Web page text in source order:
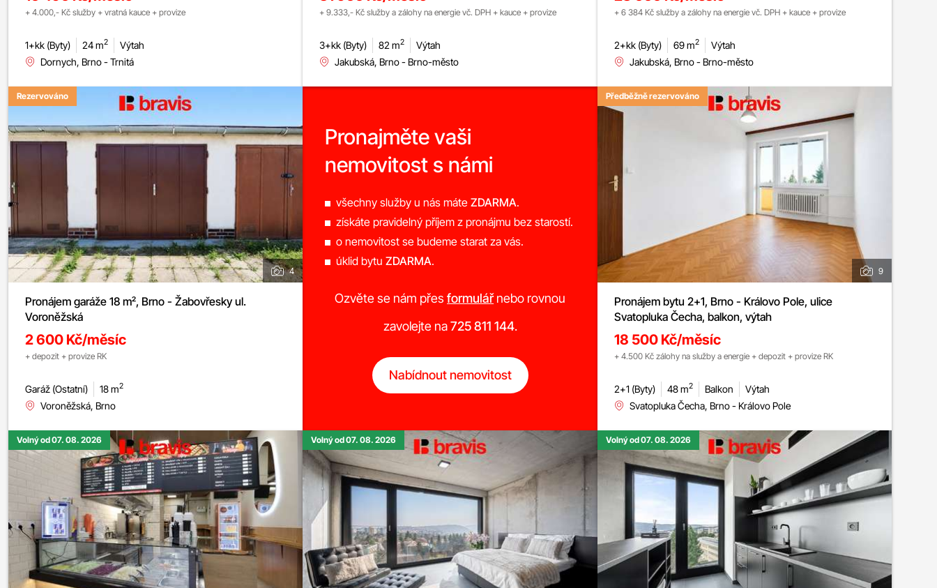
+ 4.000,- Kč služby + vratná kauce + provize
1+kk (Byty) 24 m2
Výtah
Dornych, Brno - Trnitá
+ 9.333,- Kč služby a zálohy na energie vč. DPH + kauce + provize
3+kk (Byty) 82 m2
Výtah
Jakubská, Brno - Brno-město
+ 6 384 Kč služby a zálohy na energie vč. DPH + kauce + provize
2+kk (Byty) 69 m2
Výtah
Jakubská, Brno - Brno-město
Rezervováno
4
Pronájem garáže 18 m², Brno - Žabovřesky ul.
Voroněžská
2 600 Kč/měsíc
+ depozit + provize RK
Garáž (Ostatní) 18 m2
Voroněžská, Brno
Pronajměte vaši
nemovitost s námi
všechny služby u nás máteZDARMA.
získáte pravidelný příjem z pronájmu bez starostí.
o nemovitost se budeme starat za vás.
úklid bytuZDARMA.
Ozvěte se nám přesformulářnebo rovnou
zavolejte na725 811 144.
Nabídnout nemovitost
Předběžně rezervováno
9
Pronájem bytu 2+1, Brno - Královo Pole, ulice
Svatopluka Čecha, balkon, výtah
18 500 Kč/měsíc
+ 4.500 Kč zálohy na služby a energie + depozit + provize RK
2+1 (Byty) 48 m2 Balkon
Výtah
Svatopluka Čecha, Brno - Královo Pole
Volný od 07. 08. 2026 Volný od 07. 08. 2026 Volný od 07. 08. 2026